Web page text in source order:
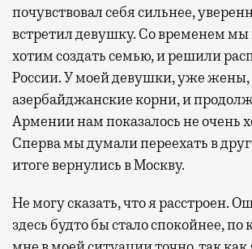
почувствовал себя сильнее,
встретил девушку. Со временем мы
хотим создать семью, и решили
России. У моей девушки, уже жены,
азербайджанские корни, и
Армении нам показалось не очень
Сперва мы думали переехать в
итоге вернулись в Москву.
Не могу сказать, что я расстроен.
здесь будто бы стало спокойнее,